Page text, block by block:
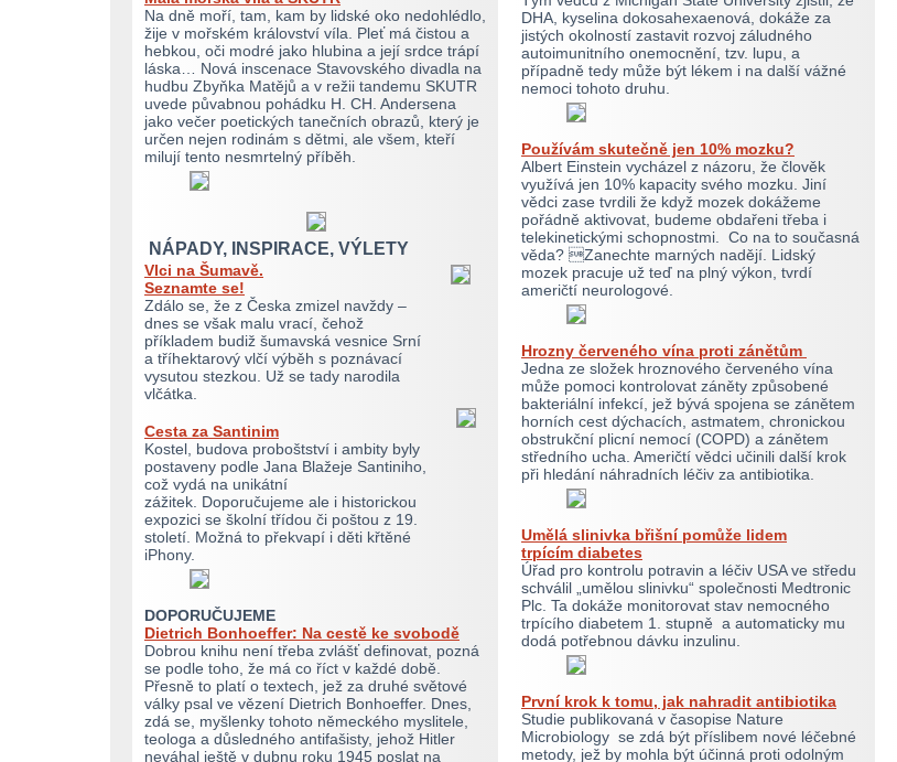
Na dně moří, tam, kam by lidské oko nedohlédlo,
žije v mořském království víla. Pleť má čistou a
hebkou, oči modré jako hlubina a její srdce trápí
láska… Nová inscenace Stavovského divadla na
hudbu Zbyňka Matějů a v režii tandemu SKUTR
uvede půvabnou pohádku H. CH. Andersena
jako večer poetických tanečních obrazů, který je
určen nejen rodinám s dětmi, ale všem, kteří
milují tento nesmrtelný příběh.
NÁPADY, INSPIRACE, VÝLETY
Vlci na Šumavě.
Seznamte se!
Zdálo se, že z Česka zmizel navždy –
dnes se však malu vrací, čehož
příkladem budiž šumavská vesnice Srní
a tříhektarový vlčí výběh s poznávací
vysutou stezkou. Už se tady narodila
vlčátka.
Cesta za Santinim
Kostel, budova proboštství i ambity byly
postaveny podle Jana Blažeje Santiniho,
což vydá na unikátní
zážitek. Doporučujeme ale i historickou
expozici se školní třídou či poštou z 19.
století. Možná to překvapí i děti křtěné
iPhony.
DOPORUČUJEME
Dietrich Bonhoeffer: Na cestě ke svobodě
Dobrou knihu není třeba zvlášť definovat, pozná
se podle toho, že má co říct v každé době.
Přesně to platí o textech, jež za druhé světové
války psal ve vězení Dietrich Bonhoeffer. Dnes,
zdá se, myšlenky tohoto německého myslitele,
teologa a důsledného antifašisty, jehož Hitler
neváhal ještě v dubnu roku 1945 poslat na
DHA, kyselina dokosahexaenová, dokáže za
jistých okolností zastavit rozvoj záludného
autoimunitního onemocnění, tzv. lupu, a
případně tedy může být lékem i na další vážné
nemoci tohoto druhu.
Používám skutečně jen 10% mozku?
Albert Einstein vycházel z názoru, že člověk
využívá jen 10% kapacity svého mozku. Jiní
vědci zase tvrdili že když mozek dokážeme
pořádně aktivovat, budeme obdařeni třeba i
telekinetickými schopnostmi. Co na to současná
věda? Zanechte marných nadějí. Lidský
mozek pracuje už teď na plný výkon, tvrdí
američtí neurologové.
Hrozny červeného vína proti zánětům
Jedna ze složek hroznového červeného vína
může pomoci kontrolovat záněty způsobené
bakteriální infekcí, jež bývá spojena se zánětem
horních cest dýchacích, astmatem, chronickou
obstrukční plicní nemocí (COPD) a zánětem
středního ucha. Američtí vědci učinili další krok
při hledání náhradních léčiv za antibiotika.
Umělá slinivka břišní pomůže lidem
trpícím diabetes
Úřad pro kontrolu potravin a léčiv USA ve středu
schválil „umělou slinivku“ společnosti Medtronic
Plc. Ta dokáže monitorovat stav nemocného
trpícího diabetem 1. stupně a automaticky mu
dodá potřebnou dávku inzulinu.
První krok k tomu, jak nahradit antibiotika
Studie publikovaná v časopise Nature
Microbiology se zdá být příslibem nové léčebné
metody, jež by mohla být účinná proti odolným